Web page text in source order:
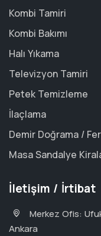
Kombi Tamiri
Kombi Bakımı
Halı Yıkama
Televizyon Tamiri
Petek Temizleme
İlaçlama
Demir Doğrama /
Masa Sandalye
İletişim / İrtibat
Merkez Ofis:
Ankara